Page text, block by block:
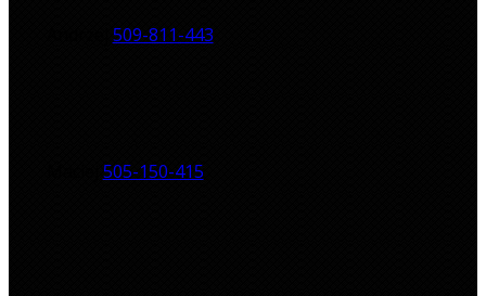
509-811-443
505-150-415